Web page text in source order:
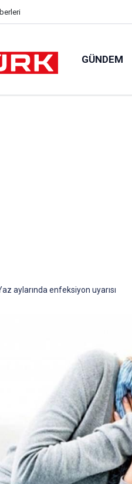
GÜNDEM
aylarında enfeksiyon uyarısı